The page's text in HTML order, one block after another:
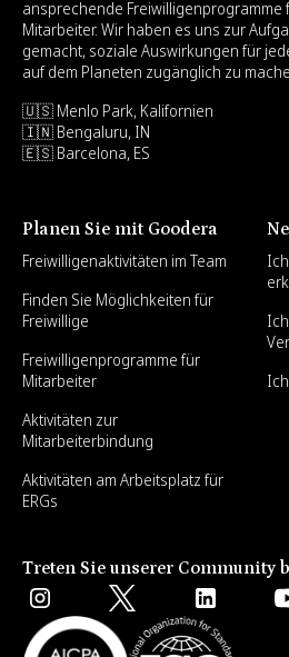
ansprechende Freiwilligenprogramme
Mitarbeiter. Wir haben es uns zur
gemacht, soziale Auswirkungen für
auf dem Planeten zugänglich zu
🇺🇸 Menlo Park, Kalifornien
🇮🇳 Bengaluru, IN
🇪🇸 Barcelona, ES
Planen Sie mit Goodera
Freiwilligenaktivitäten im Team
Finden Sie Möglichkeiten für
Freiwillige
Freiwilligenprogramme für
Mitarbeiter
Aktivitäten zur
Mitarbeiterbindung
Aktivitäten am Arbeitsplatz für
ERGs
Treten Sie unserer Community